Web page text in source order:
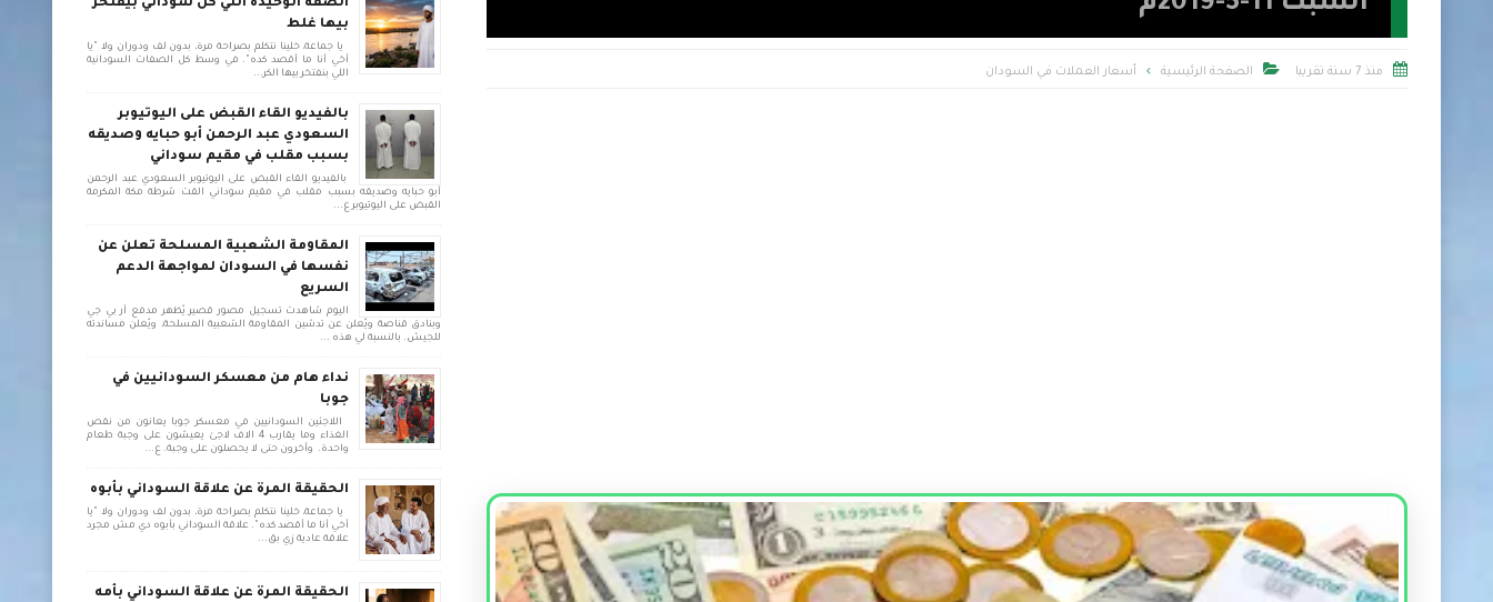
 منذ 7 سنة تقريبا  الصفحة الرئيسية أسعار العملات في السودان
الصفة الوحيدة اللي كل سوداني بيفتخر
بيها غلط
يا جماعة، خلينا نتكلم بصراحة مرة، بدون لف ودوران ولا "يا
أخي أنا ما أقصد كده". في وسط كل الصفات السودانية
اللي بنفتخر بيها الكر...
بالفيديو القاء القبض على اليوتيوبر
السعودي عبد الرحمن أبو حبايه وصديقه
بسبب مقلب في مقيم سوداني
بالفيديو القاء القبض على اليوتيوبر السعودي عبد الرحمن
أبو حبايه وصديقه بسبب مقلب في مقيم سوداني القت شرطة مكة المكرمة
القبض على اليوتيوبر ع...
المقاومة الشعبية المسلحة تعلن عن
نفسها في السودان لمواجهة الدعم
السريع
اليوم شاهدت تسجيل مصور قصير يُظهر مدفع آر بي جي
وبنادق قناصة ويُعلن عن تدشين المقاومة الشعبية المسلحة، ويُعلن مساندته
للجيش. بالنسبة لي هذه ...
نداء هام من معسكر السودانيين في
جوبا
اللاجئين السودانيين في معسكر جوبا يعانون من نقص
الغذاء وما يقارب 4 الاف لاجئ يعيشون على وجبة طعام
واحدة. وأخرون حتى لا يحصلون على وجبة. ع...
الحقيقة المرة عن علاقة السوداني بأبوه
يا جماعة، خلينا نتكلم بصراحة مرة، بدون لف ودوران ولا "يا
أخي أنا ما أقصد كده". علاقة السوداني بأبوه دي مش مجرد
علاقة عادية زي بق...
الحقيقة المرة عن علاقة السوداني بأمه